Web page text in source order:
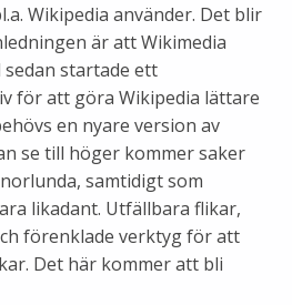
Wikipedia använder. Det blir
är att Wikimedia
startade ett
för att göra Wikipedia lättare
en nyare version av
se till höger kommer saker
samtidigt som
likadant. Utfällbara flikar,
förenklade verktyg för att
Det här kommer att bli